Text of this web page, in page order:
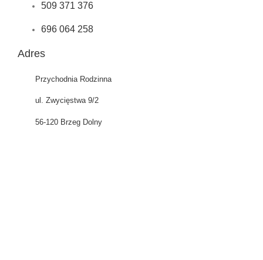
509 371 376
696 064 258
Adres
Przychodnia Rodzinna
ul. Zwycięstwa 9/2
56-120 Brzeg Dolny